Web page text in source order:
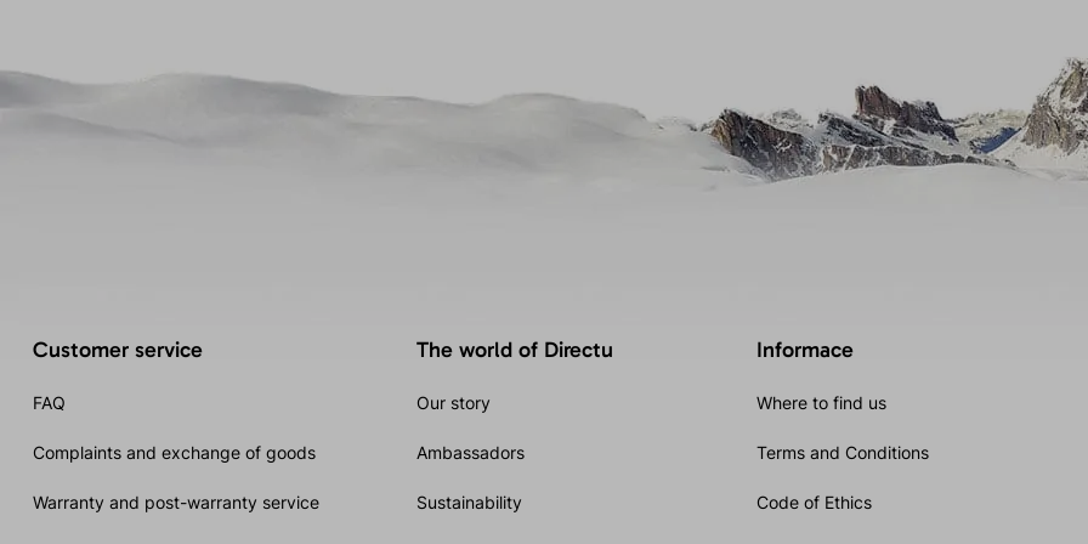
Customer service
FAQ
Complaints and exchange of goods
Warranty and post-warranty service
The world of Directu
Our story
Ambassadors
Sustainability
Informace
Where to find us
Terms and Conditions
Code of Ethics